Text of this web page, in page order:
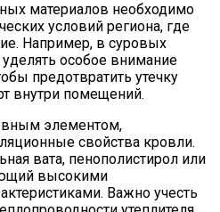
материалов необходимо
условий региона, где
Например, в суровых
особое внимание
предотвратить утечку
внутри помещений.
элементом,
свойства кровли.
вата, пенополистирол или
высокими
Важно учесть